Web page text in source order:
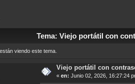
Tema: Viejo portátil con
viendo este tema.
Viejo portátil con
« en: Junio 02, 2026, 16:27:24